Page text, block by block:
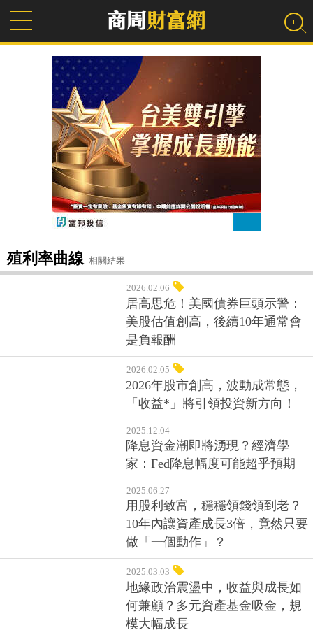
殖利率曲線 相關結果
2026.02.06
居高思危！美國債券巨頭示警：
美股估值創高，後續10年通常會
是負報酬
2026.02.05
2026年股市創高，波動成常態，
「收益*」將引領投資新方向！
2025.12.04
降息資金潮即將湧現？經濟學
家：Fed降息幅度可能超乎預期
2025.06.27
用股利致富，穩穩領錢領到老？
10年內讓資產成長3倍，竟然只要
做「一個動作」？
2025.03.03
地緣政治震盪中，收益與成長如
何兼顧？多元資產基金吸金，規